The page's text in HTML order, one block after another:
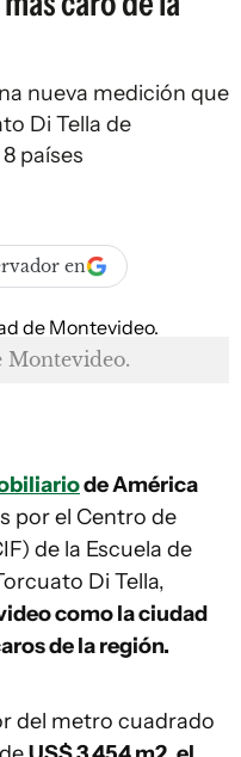
nueva medición que
Di Tella de
países
en
Montevideo.
de América
por el Centro de
de la Escuela de
Di Tella,
como la ciudad
de la región.
del metro cuadrado